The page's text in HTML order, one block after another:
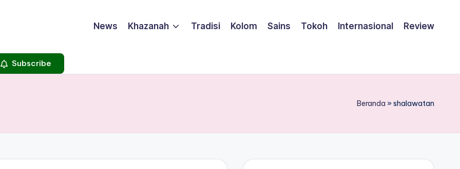
News Khazanah Tradisi Kolom Sains Tokoh Internasional Review
Subscribe
Beranda »shalawatan